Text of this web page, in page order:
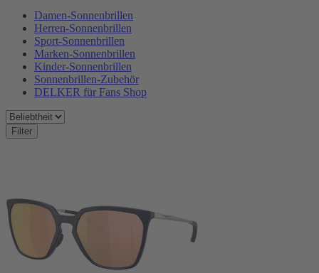
Damen-Sonnenbrillen
Herren-Sonnenbrillen
Sport-Sonnenbrillen
Marken-Sonnenbrillen
Kinder-Sonnenbrillen
Sonnenbrillen-Zubehör
DELKER für Fans Shop
Filter